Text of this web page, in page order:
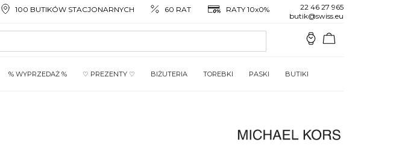
100 BUTIKÓW STACJONARNYCH 60 RAT RATY 10x0%
22 46 27 965
butik@swiss.eu
% WYPRZEDAŻ % ♡ PREZENTY ♡ BIŻUTERIA TOREBKI PASKI BUTIKI